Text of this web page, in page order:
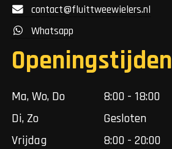
contact@fluittweewielers.nl
Whatsapp
Openingstijden
Ma, Wo, Do
8:00 - 18:00
Di, Zo
Gesloten
Vrijdag
8:00 - 20:00